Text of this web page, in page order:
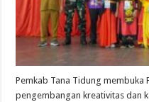
Pemkab Tana Tidung membuka
pengembangan kreativitas dan